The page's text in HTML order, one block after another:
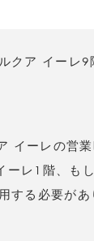
クア イーレ9
イーレの営業
レ1階、も
する必要があ